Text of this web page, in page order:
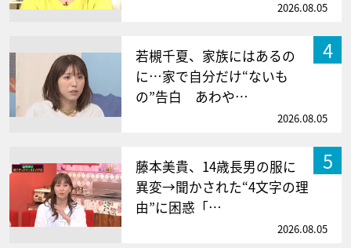
2026.08.05
4
若槻千夏、家族にはあるの
に…家で自分だけ“ないも
の”告白 あわや…
2026.08.05
5
藤本美貴、14歳長男の服に
異変→聞かされた“4文字の理
由”に困惑「…
2026.08.05